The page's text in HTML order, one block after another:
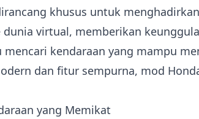
khusus untuk
virtual, memberikan
mencari kendaraan yang mampu
dan fitur sempurna, mod
yang Memikat